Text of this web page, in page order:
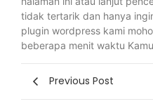
tidak tertarik dan hanya
plugin wordpress kami
beberapa menit waktu Kamu
Previous Post